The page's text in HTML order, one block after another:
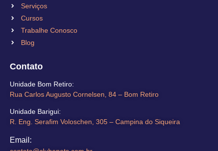
Serviços
Cursos
Trabalhe Conosco
Blog
Contato
Unidade Bom Retiro​:
Rua Carlos Augusto Cornelsen, 84 – Bom Retiro​
Unidade Barigui:
R. Eng. Serafim Voloschen, 305 – Campina do Siqueira
Email: